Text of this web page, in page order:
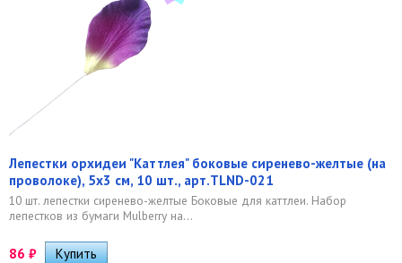
Лепестки орхидеи "Каттлея" боковые сиренево-желтые (на
проволоке), 5х3 см, 10 шт., арт.TLND-021
10 шт. лепестки сиренево-желтые Боковые для каттлеи. Набор
лепестков из бумаги Mulberry на...
86 ₽